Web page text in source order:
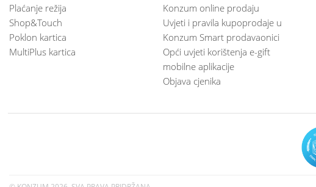
Plaćanje režija
Shop&Touch
Poklon kartica
MultiPlus kartica
Konzum online prodaju
Uvjeti i pravila kupoprodaje u
Konzum Smart prodavaonici
Opći uvjeti korištenja e-gift
mobilne aplikacije
Objava cjenika